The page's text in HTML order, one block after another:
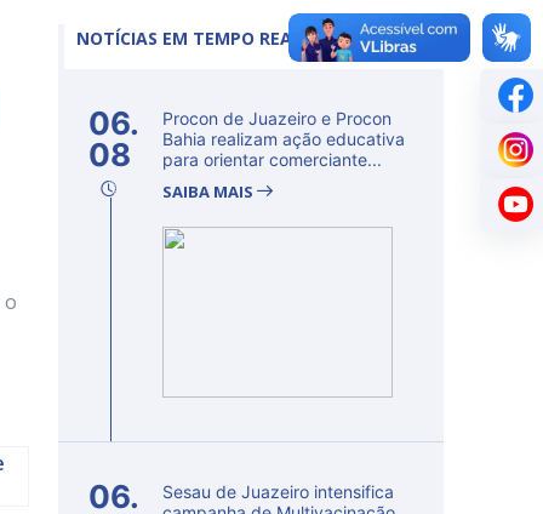
o
NOTÍCIAS EM TEMPO REAL
06.
08
Procon de Juazeiro e Procon
Bahia realizam ação educativa
para orientar comerciante...
SAIBA MAIS
06.
Sesau de Juazeiro intensifica